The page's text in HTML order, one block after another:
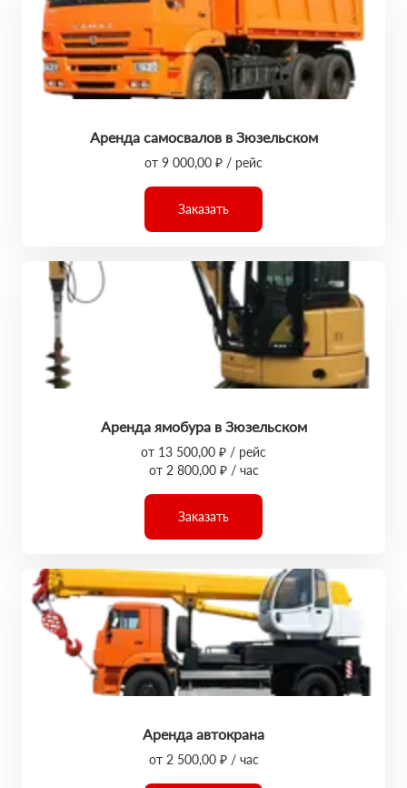
Аренда самосвалов в Зюзельском
от 9 000,00 ₽ / рейс
Заказать
Аренда ямобура в Зюзельском
от 13 500,00 ₽ / рейс
от 2 800,00 ₽ / час
Заказать
Аренда автокрана
от 2 500,00 ₽ / час